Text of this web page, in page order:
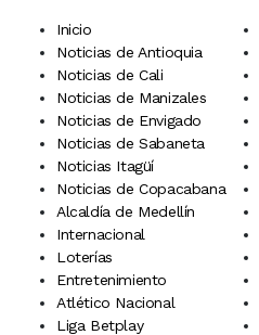
Inicio
Noticias de Antioquia
Noticias de Cali
Noticias de Manizales
Noticias de Envigado
Noticias de Sabaneta
Noticias Itagüí
Noticias de Copacabana
Alcaldía de Medellín
Internacional
Loterías
Entretenimiento
Atlético Nacional
Liga Betplay